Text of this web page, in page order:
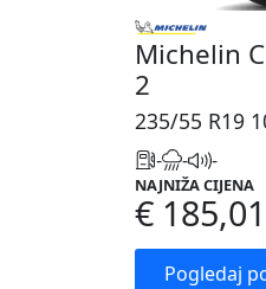
Michelin
2
235/55 R19
- - -
NAJNIŽA CIJENA
€ 185,01
Pogledaj